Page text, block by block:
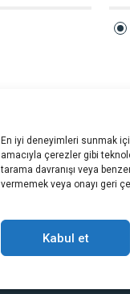
En iyi deneyimleri sunmak
amacıyla çerezler gibi
tarama davranışı veya
vermemek veya onayı geri
Kabul et